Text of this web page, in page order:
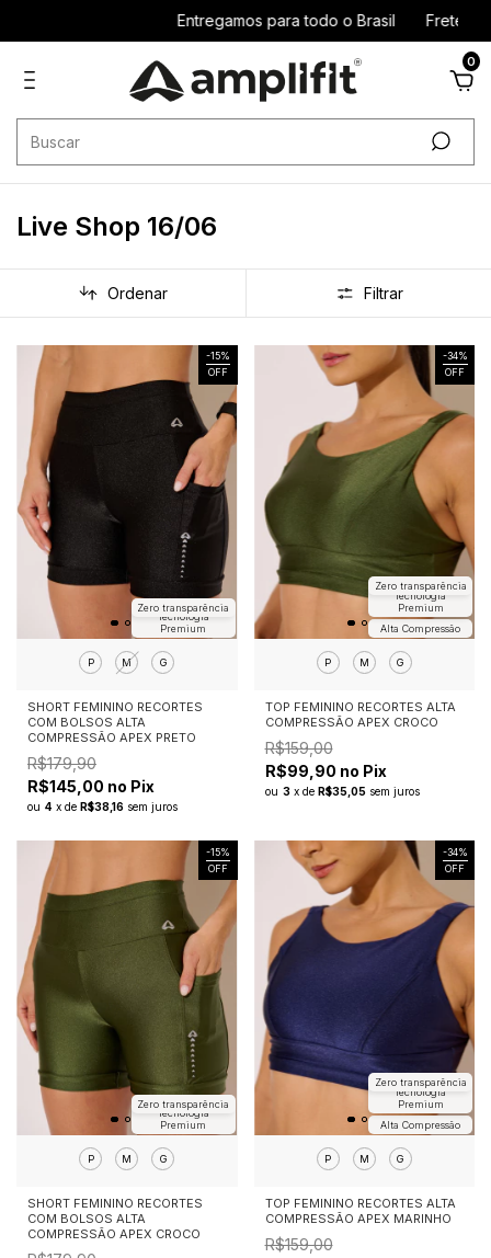
Entregamos para todo o Brasil Frete grátis
0
Live Shop 16/06
Ordenar Filtrar
-15%
OFF
Tecnologia
Premium
Zero transparência
P M G
SHORT FEMININO RECORTES
COM BOLSOS ALTA
COMPRESSÃO APEX PRETO
R$179,90
R$145,00 no Pix
ou 4 x de R$38,16 sem juros
-34%
OFF
Alta Compressão
Tecnologia
Premium
Zero transparência
P M G
TOP FEMININO RECORTES ALTA
COMPRESSÃO APEX CROCO
R$159,00
R$99,90 no Pix
ou 3 x de R$35,05 sem juros
-15%
OFF
Tecnologia
Premium
Zero transparência
P M G
SHORT FEMININO RECORTES
COM BOLSOS ALTA
COMPRESSÃO APEX CROCO
-34%
OFF
Alta Compressão
Tecnologia
Premium
Zero transparência
P M G
TOP FEMININO RECORTES ALTA
COMPRESSÃO APEX MARINHO
R$159,00